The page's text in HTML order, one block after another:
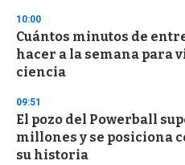
d
s
o
f
3
s
e
c
o
n
10:00
Cuántos minutos de
hacer a la semana para
ciencia
09:51
El pozo del Powerball
millones y se posiciona
su historia